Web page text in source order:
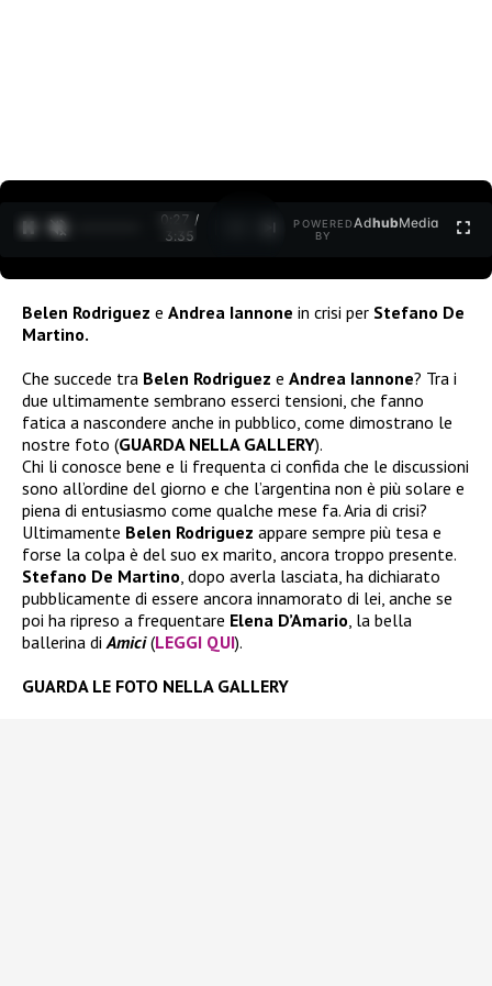
0:27 /
3:35
POWERED
BY
AdhubMedia
Belen Rodriguez e Andrea Iannone in crisi per Stefano De
Martino.
Che succede tra Belen Rodriguez e Andrea Iannone? Tra i
due ultimamente sembrano esserci tensioni, che fanno
fatica a nascondere anche in pubblico, come dimostrano le
nostre foto (GUARDA NELLA GALLERY).
Chi li conosce bene e li frequenta ci confida che le discussioni
sono all’ordine del giorno e che l’argentina non è più solare e
piena di entusiasmo come qualche mese fa. Aria di crisi?
Ultimamente Belen Rodriguez appare sempre più tesa e
forse la colpa è del suo ex marito, ancora troppo presente.
Stefano De Martino, dopo averla lasciata, ha dichiarato
pubblicamente di essere ancora innamorato di lei, anche se
poi ha ripreso a frequentare Elena D’Amario, la bella
ballerina diAmici(LEGGI QUI).
GUARDA LE FOTO NELLA GALLERY